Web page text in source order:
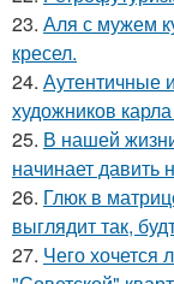
23. Аля с мужем
кресел.
24. Аутентичные
художников
25. В нашей
начинает давить
26. Глюк в
выглядит так,
27. Чего